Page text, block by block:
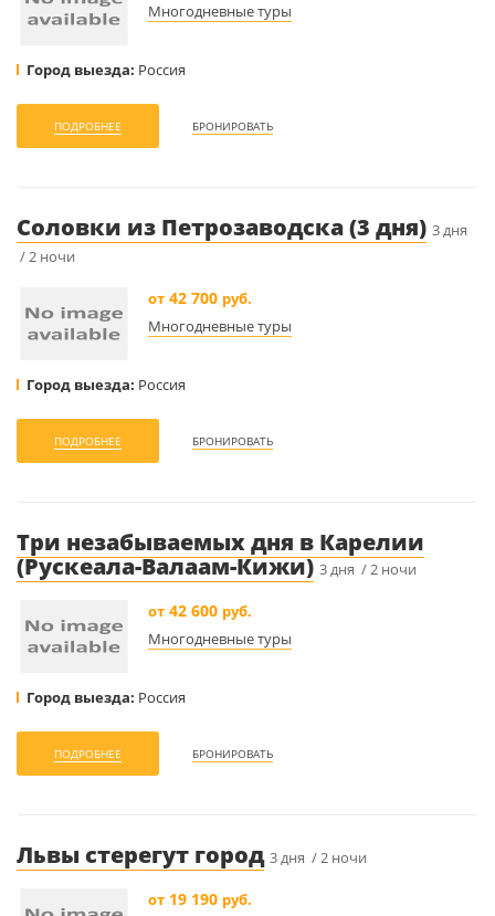
Многодневные туры
Город выезда: Россия
ПОДРОБНЕЕ БРОНИРОВАТЬ
Соловки из Петрозаводска (3 дня) 3 дня
/ 2 ночи
от 42 700 руб.
Многодневные туры
Город выезда: Россия
ПОДРОБНЕЕ БРОНИРОВАТЬ
Три незабываемых дня в Карелии
(Рускеала-Валаам-Кижи) 3 дня / 2 ночи
от 42 600 руб.
Многодневные туры
Город выезда: Россия
ПОДРОБНЕЕ БРОНИРОВАТЬ
Львы стерегут город 3 дня / 2 ночи
от 19 190 руб.